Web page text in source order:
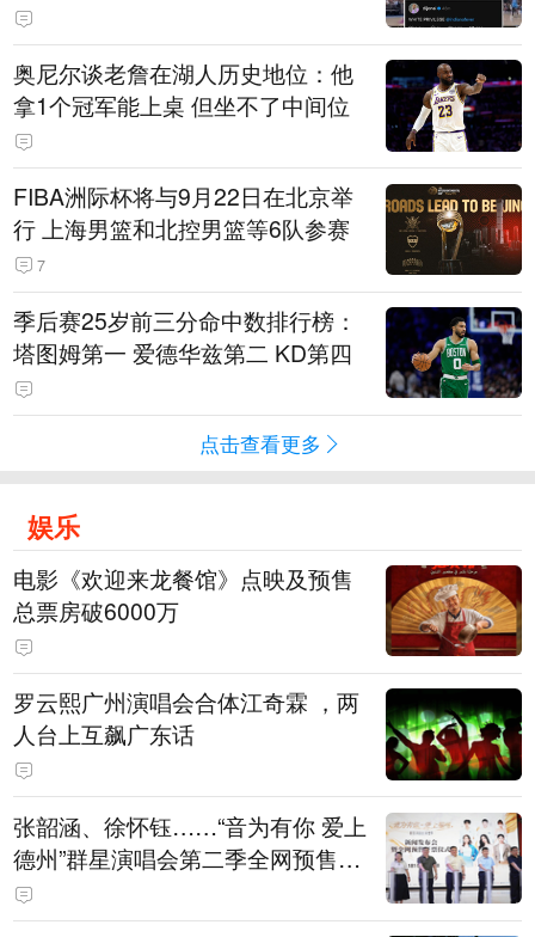
奥尼尔谈老詹在湖人历史地位：他
拿1个冠军能上桌 但坐不了中间位
FIBA洲际杯将与9月22日在北京举
行 上海男篮和北控男篮等6队参赛
7
季后赛25岁前三分命中数排行榜：
塔图姆第一 爱德华兹第二 KD第四
点击查看更多
娱乐
电影《欢迎来龙餐馆》点映及预售
总票房破6000万
罗云熙广州演唱会合体江奇霖 ，两
人台上互飙广东话
张韶涵、徐怀钰……“音为有你 爱上
德州”群星演唱会第二季全网预售开
票